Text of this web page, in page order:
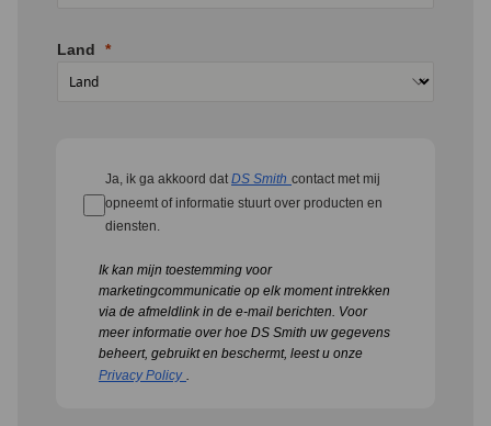
Land
Ja, ik ga akkoord datDS Smith contact met mij
opneemt of informatie stuurt over producten en
diensten.
Ik kan mijn toestemming voor
marketingcommunicatie op elk moment intrekken
via de afmeldlink in de e-mail berichten. Voor
meer informatie over hoe DS Smith uw gegevens
beheert, gebruikt en beschermt, leest u onze
Privacy Policy .